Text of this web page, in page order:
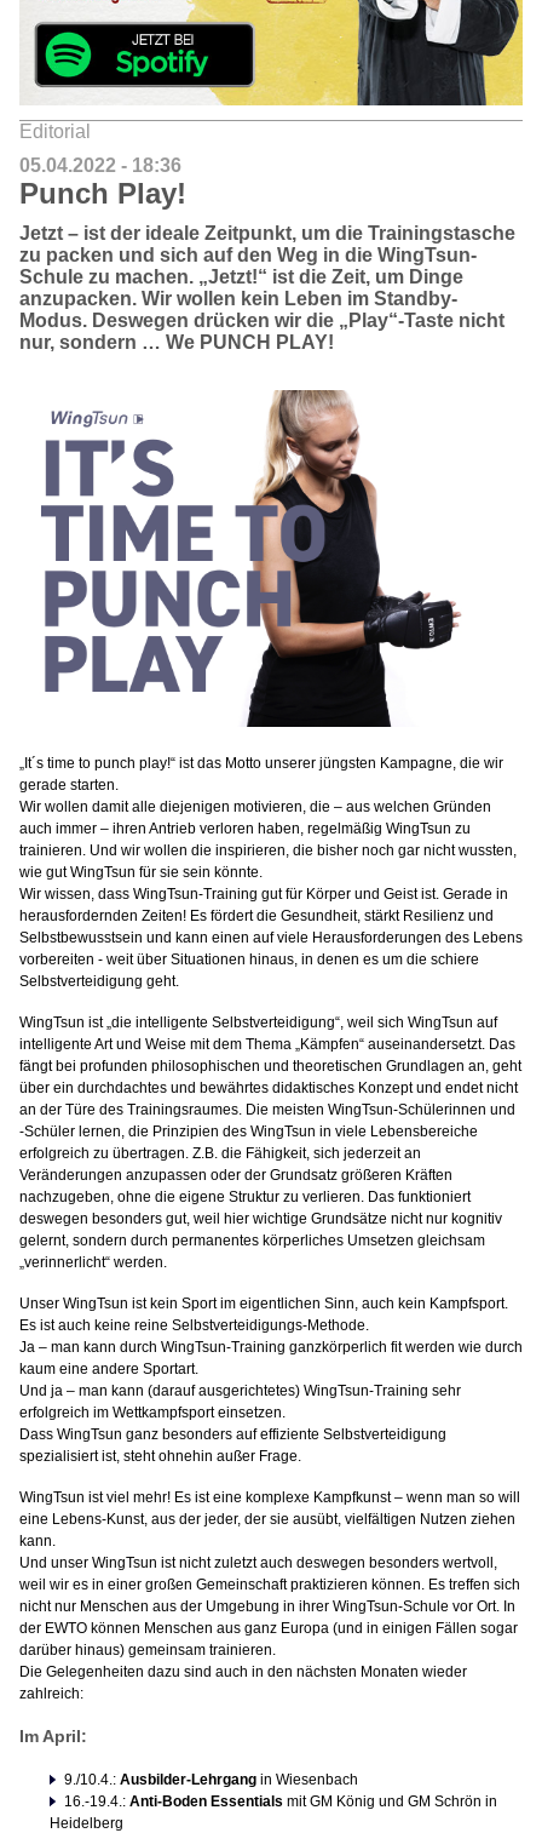
Editorial
05.04.2022 - 18:36
Punch Play!
Jetzt – ist der ideale Zeitpunkt, um die Trainingstasche
zu packen und sich auf den Weg in die WingTsun-
Schule zu machen. „Jetzt!“ ist die Zeit, um Dinge
anzupacken. Wir wollen kein Leben im Standby-
Modus. Deswegen drücken wir die „Play“-Taste nicht
nur, sondern … We PUNCH PLAY!
„It´s time to punch play!“ ist das Motto unserer jüngsten Kampagne, die wir
gerade starten.
Wir wollen damit alle diejenigen motivieren, die – aus welchen Gründen
auch immer – ihren Antrieb verloren haben, regelmäßig WingTsun zu
trainieren. Und wir wollen die inspirieren, die bisher noch gar nicht wussten,
wie gut WingTsun für sie sein könnte.
Wir wissen, dass WingTsun-Training gut für Körper und Geist ist. Gerade in
herausfordernden Zeiten! Es fördert die Gesundheit, stärkt Resilienz und
Selbstbewusstsein und kann einen auf viele Herausforderungen des Lebens
vorbereiten - weit über Situationen hinaus, in denen es um die schiere
Selbstverteidigung geht.
WingTsun ist „die intelligente Selbstverteidigung“, weil sich WingTsun auf
intelligente Art und Weise mit dem Thema „Kämpfen“ auseinandersetzt. Das
fängt bei profunden philosophischen und theoretischen Grundlagen an, geht
über ein durchdachtes und bewährtes didaktisches Konzept und endet nicht
an der Türe des Trainingsraumes. Die meisten WingTsun-Schülerinnen und
-Schüler lernen, die Prinzipien des WingTsun in viele Lebensbereiche
erfolgreich zu übertragen. Z.B. die Fähigkeit, sich jederzeit an
Veränderungen anzupassen oder der Grundsatz größeren Kräften
nachzugeben, ohne die eigene Struktur zu verlieren. Das funktioniert
deswegen besonders gut, weil hier wichtige Grundsätze nicht nur kognitiv
gelernt, sondern durch permanentes körperliches Umsetzen gleichsam
„verinnerlicht“ werden.
Unser WingTsun ist kein Sport im eigentlichen Sinn, auch kein Kampfsport.
Es ist auch keine reine Selbstverteidigungs-Methode.
Ja – man kann durch WingTsun-Training ganzkörperlich fit werden wie durch
kaum eine andere Sportart.
Und ja – man kann (darauf ausgerichtetes) WingTsun-Training sehr
erfolgreich im Wettkampfsport einsetzen.
Dass WingTsun ganz besonders auf effiziente Selbstverteidigung
spezialisiert ist, steht ohnehin außer Frage.
WingTsun ist viel mehr! Es ist eine komplexe Kampfkunst – wenn man so will
eine Lebens-Kunst, aus der jeder, der sie ausübt, vielfältigen Nutzen ziehen
kann.
Und unser WingTsun ist nicht zuletzt auch deswegen besonders wertvoll,
weil wir es in einer großen Gemeinschaft praktizieren können. Es treffen sich
nicht nur Menschen aus der Umgebung in ihrer WingTsun-Schule vor Ort. In
der EWTO können Menschen aus ganz Europa (und in einigen Fällen sogar
darüber hinaus) gemeinsam trainieren.
Die Gelegenheiten dazu sind auch in den nächsten Monaten wieder
zahlreich:
Im April:
9./10.4.: Ausbilder-Lehrgang in Wiesenbach
16.-19.4.: Anti-Boden Essentials mit GM König und GM Schrön in
Heidelberg